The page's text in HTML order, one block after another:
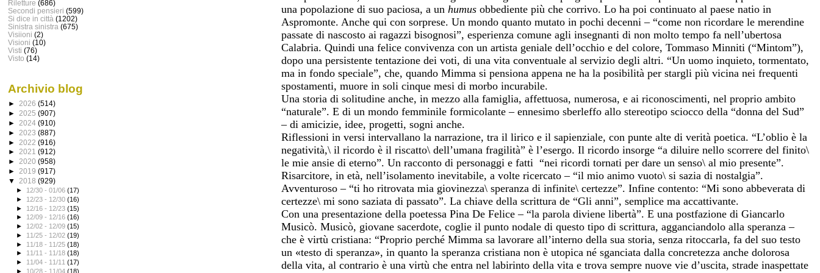
una popolazione di suo paciosa, a un humus obbediente più che corrivo. Lo ha poi continuato al paese natio in
Aspromonte. Anche qui con sorprese. Un mondo quanto mutato in pochi decenni – “come non ricordare le merendine
passate di nascosto ai ragazzi bisognosi”, esperienza comune agli insegnanti di non molto tempo fa nell’ubertosa
Calabria. Quindi una felice convivenza con un artista geniale dell’occhio e del colore, Tommaso Minniti (“Mintom”),
dopo una persistente tentazione dei voti, di una vita conventuale al servizio degli altri. “Un uomo inquieto, tormentato,
ma in fondo speciale”, che, quando Mimma si pensiona appena ne ha la posibilità per stargli più vicina nei frequenti
spostamenti, muore in soli cinque mesi di morbo incurabile.
Una storia di solitudine anche, in mezzo alla famiglia, affettuosa, numerosa, e ai riconoscimenti, nel proprio ambito
“naturale”. E di un mondo femminile formicolante – ennesimo sberleffo allo stereotipo sciocco della “donna del Sud”
– di amicizie, idee, progetti, sogni anche.
Riflessioni in versi intervallano la narrazione, tra il lirico e il sapienziale, con punte alte di verità poetica. “L’oblio è la
negatività,\ il ricordo è il riscatto\ dell’umana fragilità” è l’esergo. Il ricordo insorge “a diluire nello scorrere del finito\
le mie ansie di eterno”. Un racconto di personaggi e fatti “nei ricordi tornati per dare un senso\ al mio presente”.
Risarcitore, in età, nell’isolamento inevitabile, a volte ricercato – “il mio animo vuoto\ si sazia di nostalgia”.
Avventuroso – “ti ho ritrovata mia giovinezza\ speranza di infinite\ certezze”. Infine contento: “Mi sono abbeverata di
certezze\ mi sono saziata di passato”. La chiave della scrittura de “Gli anni”, semplice ma accattivante.
Con una presentazione della poetessa Pina De Felice – “la parola diviene libertà”. E una postfazione di Giancarlo
Musicò. Musicò, giovane sacerdote, coglie il punto nodale di questo tipo di scrittura, agganciandolo alla speranza –
che è virtù cristiana: “Proprio perché Mimma sa lavorare all’interno della sua storia, senza ritoccarla, fa del suo testo
un «testo di speranza», in quanto la speranza cristiana non è utopica né sganciata dalla concretezza anche dolorosa
della vita, al contrario è una virtù che entra nel labirinto della vita e trova sempre nuove vie d’uscita, strade inaspettate
Riletture (686)
Secondi pensieri (599)
Si dice in città (1202)
Sinistra sinistra (675)
Visiioni (2)
Visioni (10)
Visti (76)
Visto (14)
Archivio blog
► 2026 (514)
► 2025 (907)
► 2024 (910)
► 2023 (887)
► 2022 (916)
► 2021 (912)
► 2020 (958)
► 2019 (917)
▼ 2018 (929)
► 12/30 - 01/06(17)
► 12/23 - 12/30(16)
► 12/16 - 12/23(15)
► 12/09 - 12/16(16)
► 12/02 - 12/09(15)
► 11/25 - 12/02(19)
► 11/18 - 11/25(18)
► 11/11 - 11/18(18)
► 11/04 - 11/11(17)
► 10/28 - 11/04(18)